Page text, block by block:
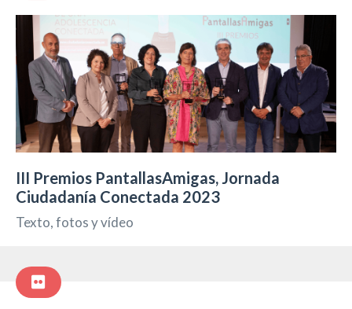
III Premios PantallasAmigas, Jornada
Ciudadanía Conectada 2023
Texto, fotos y vídeo